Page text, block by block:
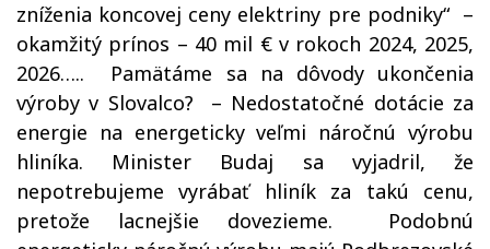
zníženia koncovej ceny elektriny pre podniky“ –
okamžitý prínos – 40 mil € v rokoch 2024, 2025,
2026…..
Pamätáme sa na dôvody ukončenia
výroby v Slovalco?
– Nedostatočné dotácie za
energie na energeticky veľmi náročnú výrobu
hliníka. Minister Budaj sa vyjadril, že
nepotrebujeme vyrábať hliník za takú cenu,
pretože lacnejšie dovezieme.
Podobnú